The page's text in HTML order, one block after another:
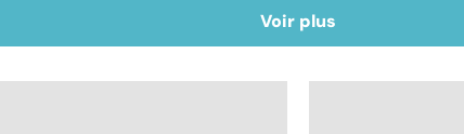
Voir plus